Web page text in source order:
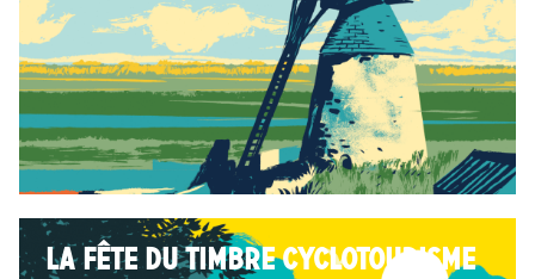
LA FÊTE DU TIMBRE CYCLOTOURISME